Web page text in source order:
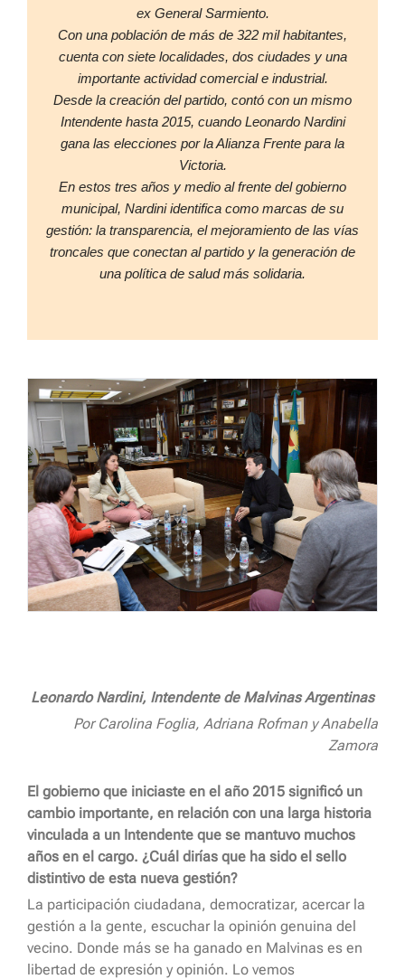
ex General Sarmiento.
Con una población de más de 322 mil habitantes,
cuenta con siete localidades, dos ciudades y una
importante actividad comercial e industrial.
Desde la creación del partido, contó con un mismo
Intendente hasta 2015, cuando Leonardo Nardini
gana las elecciones por la Alianza Frente para la
Victoria.
En estos tres años y medio al frente del gobierno
municipal, Nardini identifica como marcas de su
gestión: la transparencia, el mejoramiento de las vías
troncales que conectan al partido y la generación de
una política de salud más solidaria.
Leonardo Nardini, Intendente de Malvinas Argentinas
Por Carolina Foglia, Adriana Rofman y Anabella
Zamora
El gobierno que iniciaste en el año 2015 significó un
cambio importante, en relación con una larga historia
vinculada a un Intendente que se mantuvo muchos
años en el cargo. ¿Cuál dirías que ha sido el sello
distintivo de esta nueva gestión?
La participación ciudadana, democratizar, acercar la
gestión a la gente, escuchar la opinión genuina del
vecino. Donde más se ha ganado en Malvinas es en
libertad de expresión y opinión. Lo vemos